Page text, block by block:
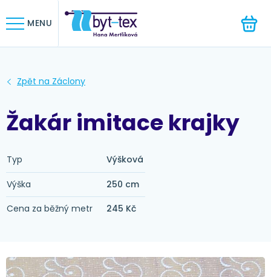
MENU
Žakár imitace krajky
Typ Výšková
Výška
250 cm
Cena za běžný metr
245 Kč